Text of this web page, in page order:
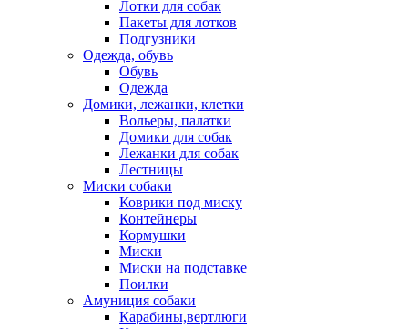
Лотки для собак
Пакеты для лотков
Подгузники
Одежда, обувь
Обувь
Одежда
Домики, лежанки, клетки
Вольеры, палатки
Домики для собак
Лежанки для собак
Лестницы
Миски собаки
Коврики под миску
Контейнеры
Кормушки
Миски
Миски на подставке
Поилки
Амуниция собаки
Карабины,вертлюги